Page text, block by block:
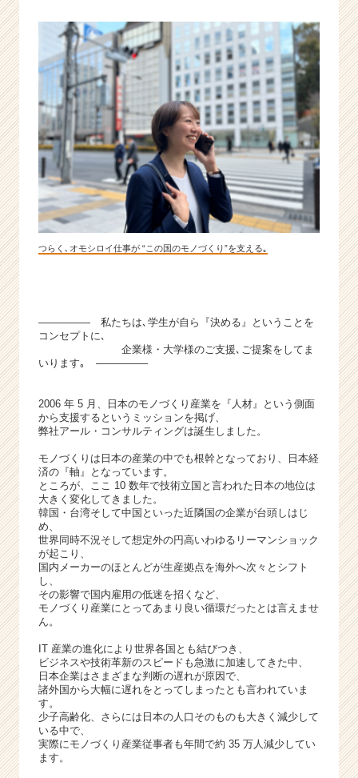
長
企
業
か
ウ
ト
が
活
ア
キ
（C
h
e
r
C
a
e
e
つらく､オモシロイ仕事が “この国のモノづくり”を支える｡
――――― 私たちは､学生が自ら『決める』ということを
コンセプトに､
企業様・大学様のご支援､ご提案をしてま
いります｡ ―――――
2006 年 5 月、日本のモノづくり産業を『人材』という側面
から支援するというミッションを掲げ、
弊社アール・コンサルティングは誕生しました。
モノづくりは日本の産業の中でも根幹となっており、日本経
済の『軸』となっています。
ところが、ここ 10 数年で技術立国と言われた日本の地位は
大きく変化してきました。
韓国・台湾そして中国といった近隣国の企業が台頭しはじ
め、
世界同時不況そして想定外の円高いわゆるリーマンショック
が起こり、
国内メーカーのほとんどが生産拠点を海外へ次々とシフト
し、
その影響で国内雇用の低迷を招くなど、
モノづくり産業にとってあまり良い循環だったとは言えませ
ん。
IT 産業の進化により世界各国とも結びつき、
ビジネスや技術革新のスピードも急激に加速してきた中、
日本企業はさまざまな判断の遅れが原因で、
諸外国から大幅に遅れをとってしまったとも言われていま
す。
少子高齢化、さらには日本の人口そのものも大きく減少して
いる中で、
実際にモノづくり産業従事者も年間で約 35 万人減少してい
ます。